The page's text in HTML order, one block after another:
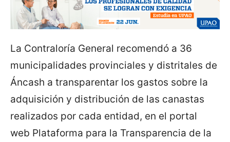
La Contraloría General recomendó a 36
municipalidades provinciales y distritales de
Áncash a transparentar los gastos sobre la
adquisición y distribución de las canastas
realizados por cada entidad, en el portal
web Plataforma para la Transparencia de la